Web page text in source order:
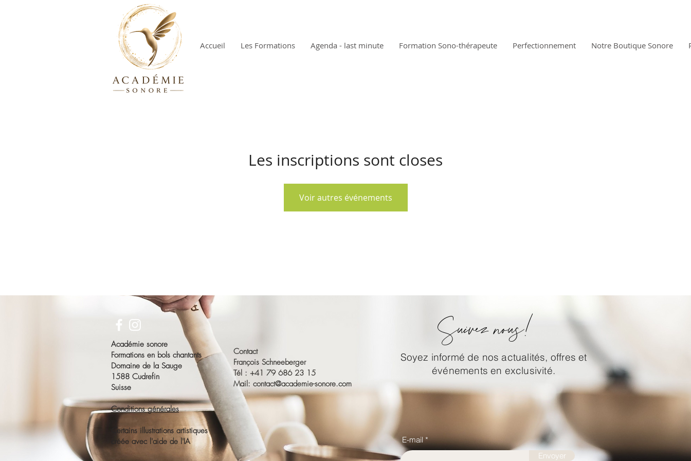
Accueil Les Formations Agenda - last minute Formation Sono-thérapeute Perfectionnement Notre Boutique Sonore
Les inscriptions sont closes
Voir autres événements
Académie sonore
Formations en bols chantants
Domaine de la Sauge
1588 Cudrefin
Suisse
Conditions générales
Certains illustrations artistiques
créée avec l'aide de l'IA
Contact
François Schneeberger
Tél : +41 79 686 23 15
Mail: contact@academie-sonore.com
E-mail
Envoyer
Suivez nous!
Soyez informé de nos actualités, offres et
événements en exclusivité.